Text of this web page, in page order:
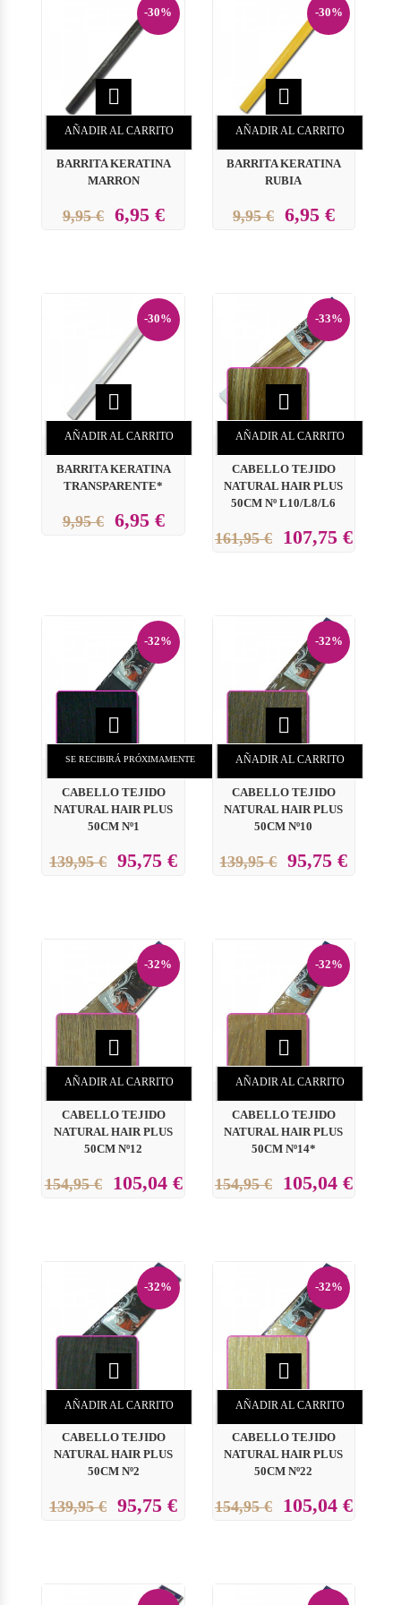
-30%

AÑADIR AL CARRITO
BARRITA KERATINA
MARRON
9,95 € 6,95 €
-30%

AÑADIR AL CARRITO
BARRITA KERATINA
RUBIA
9,95 € 6,95 €
-30%

AÑADIR AL CARRITO
BARRITA KERATINA
TRANSPARENTE*
9,95 € 6,95 €
-33%

AÑADIR AL CARRITO
CABELLO TEJIDO
NATURAL HAIR PLUS
50CM Nº L10/L8/L6
161,95 € 107,75 €
-32%

SE RECIBIRÁ PRÓXIMAMENTE
CABELLO TEJIDO
NATURAL HAIR PLUS
50CM Nº1
139,95 € 95,75 €
-32%

AÑADIR AL CARRITO
CABELLO TEJIDO
NATURAL HAIR PLUS
50CM Nº10
139,95 € 95,75 €
-32%

AÑADIR AL CARRITO
CABELLO TEJIDO
NATURAL HAIR PLUS
50CM Nº12
154,95 € 105,04 €
-32%

AÑADIR AL CARRITO
CABELLO TEJIDO
NATURAL HAIR PLUS
50CM Nº14*
154,95 € 105,04 €
-32%

AÑADIR AL CARRITO
CABELLO TEJIDO
NATURAL HAIR PLUS
50CM Nº2
139,95 € 95,75 €
-32%

AÑADIR AL CARRITO
CABELLO TEJIDO
NATURAL HAIR PLUS
50CM Nº22
154,95 € 105,04 €